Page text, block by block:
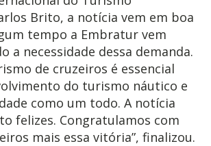
Brito, a notícia vem em boa
tempo a Embratur vem
a necessidade dessa demanda.
de cruzeiros é essencial
do turismo náutico e
como um todo. A notícia
felizes. Congratulamos com
mais essa vitória”, finalizou.